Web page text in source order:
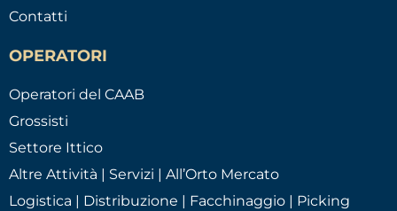
Contatti
OPERATORI
Operatori del CAAB
Grossisti
Settore Ittico
Altre Attività | Servizi | All’Orto Mercato
Logistica | Distribuzione | Facchinaggio | Picking